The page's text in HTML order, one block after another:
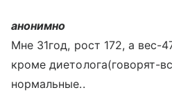
анонимно
Мне 31год, рост 172, а вес-
кроме диетолога(говорят-
нормальные..